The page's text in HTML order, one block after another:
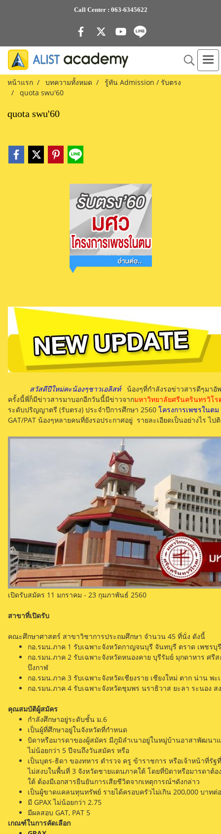
Call Center : 063-6345622
หน้าแรก บทความทั้งหมด
รู้ทัน Admission / รับตรง
quota swu'60
quota swu'60
สวัสดีปีใหม่คะน้องๆชาวเอลิสท์ น้องๆที่กำลังรอข่าวสารดีๆมา
ครั้งนี้พี่ก็มีข่าวสารมาบอกอีกวันนี้มีข่าวจากมหาวิทยาลัยศรีนครินทรวิโ
ระดับปริญญาตรี (รับตรง) ประจำปีการศึกษา 2560 โครงการเพชรในต
GAT/PAT น้องๆหลายคนที่ยังรอประกาศอยู่ รายละเอียดเป็นอย่างไร ไป
เปิดรับสมัคร 11 มกราคม - 23 กุมภาพันธ์ 2560
สาขาที่เปิดรับ
คณะศึกษาศาสตร์ สาขาวิชาการประถมศึกษา จำนวน 45 ที่นั่ง ดังนี้
กอ.รมน.ภาค 1 รับเฉพาะจังหวัดกาญจนบุรี จันทบุรี ตราด เพชร
กอ.รมน.ภาค 2 รับเฉพาะจังหวัดหนองคาย บุรีรัมย์ มุกดาหาร ศรี
บึงกาฬ
กอ.รมน.ภาค 3 รับเฉพาะจังหวัดเชียงราย เชียงใหม่ ตาก น่าน พ
กอ.รมน.ภาค 4 รับเฉพาะจังหวัดชุมพร นราธิวาส ยะลา ระนอง
คุณสมบัติผู้สมัคร
กำลังศึกษาอยู่ระดับชั้น ม.6
เป็นผู้ที่ศึกษาอยู่ในจังหวัดที่กำหนด
บิดาหรือมารดาของผู้สมัคร มีภูมิลำเนาอยู่ในหมู่บ้านอาสาพัฒนาแ
ไม่น้อยกว่า 5 ปีจนถึงวันสมัคร หรือ
เป็นบุตร-ธิดา ของทหาร ตำรวจ ครู ข้าราชการ หรือเจ้าหน้าที่รั
ไม่สงบในพื้นที่ 3 จังหวัดชายแดนภาคใต้ โดยที่บิดาหรือมารดาต้
ใต้ ต้องมีเอกสารยืนยันการเสียชีวิตจากเหตุการณ์ฯดังกล่าว
เป็นผู้ขาดแคลนทุนทรัพย์ รายได้ครอบครัวไม่เกิน 200,000 บาทต่
มี GPAX ไม่น้อยกว่า 2.75
มีผลสอบ GAT, PAT 5
เกณฑ์ในการคัดเลือก